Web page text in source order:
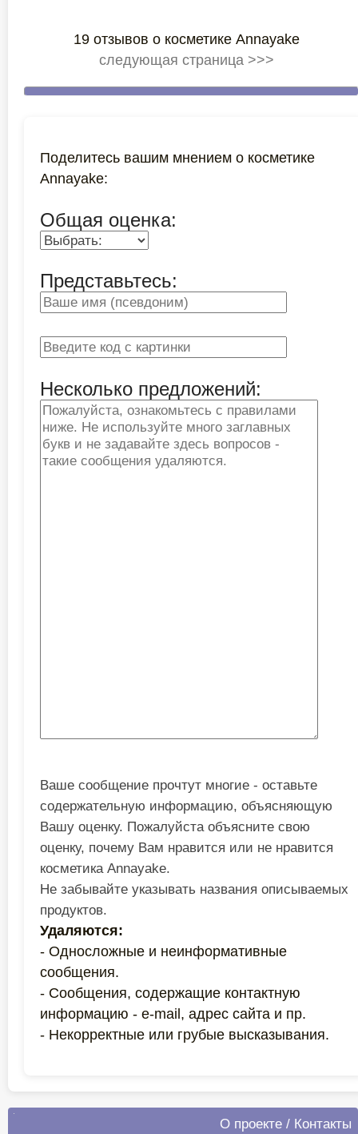
19 отзывов о косметике Annayake
следующая страница >>>
Поделитесь вашим мнением о косметике
Annayake:
Общая оценка:
Представьтесь:
Несколько предложений:
Ваше сообщение прочтут многие - оставьте
содержательную информацию, объясняющую
Вашу оценку. Пожалуйста объясните свою
оценку, почему Вам нравится или не нравится
косметика Annayake.
Не забывайте указывать названия описываемых
продуктов.
Удаляются:
- Односложные и неинформативные
сообщения.
- Сообщения, содержащие контактную
информацию - e-mail, адрес сайта и пр.
- Некорректные или грубые высказывания.
О проекте / Контакты